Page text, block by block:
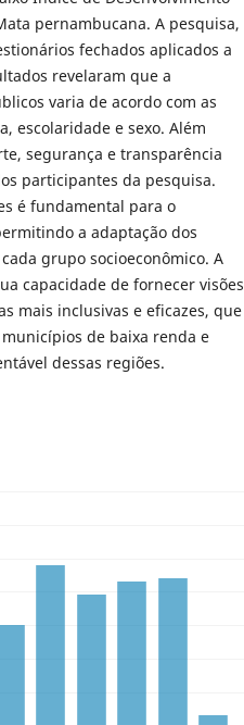
pernambucana. A pesquisa,
fechados aplicados a
revelaram que a
varia de acordo com as
escolaridade e sexo. Além
segurança e transparência
participantes da pesquisa.
é fundamental para o
a adaptação dos
grupo socioeconômico. A
capacidade de fornecer visões
mais inclusivas e eficazes, que
de baixa renda e
dessas regiões.